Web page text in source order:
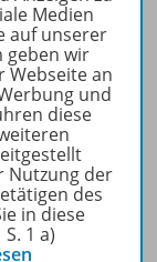
Archiv von
kostenlos
(nur
zum
Medien
auf unserer
geben wir
Webseite an
und
diese
Nutzung der
des
in diese
1 a)